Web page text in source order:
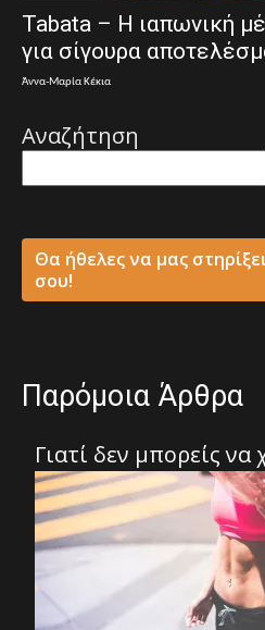
Tabata – Η ιαπωνική
για σίγουρα
Άννα-Μαρία Κέκια
Αναζήτηση
Θα ήθελες να μας
σου!
Παρόμοια Άρθρα
Γιατί δεν μπορείς να